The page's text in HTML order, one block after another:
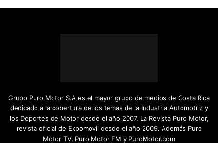
Grupo Puro Motor S.A es el mayor grupo de medios de Costa Rica
dedicado a la cobertura de los temas de la Industria Automotriz y
los Deportes de Motor desde el año 2007. La Revista Puro Motor,
revista oficial de Expomovil desde el año 2009. Además Puro
Motor TV, Puro Motor FM y PuroMotor.com